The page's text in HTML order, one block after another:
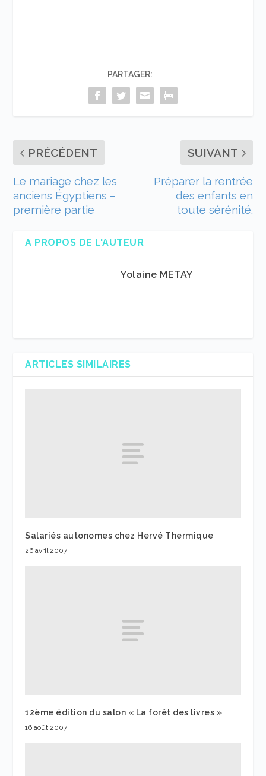
PARTAGER:
PRÉCÉDENT
Le mariage chez les
anciens Égyptiens –
première partie
SUIVANT
Préparer la rentrée
des enfants en
toute sérénité.
A PROPOS DE L'AUTEUR
Yolaine METAY
ARTICLES SIMILAIRES
Salariés autonomes chez Hervé Thermique
26 avril 2007
12ème édition du salon « La forêt des livres »
16 août 2007